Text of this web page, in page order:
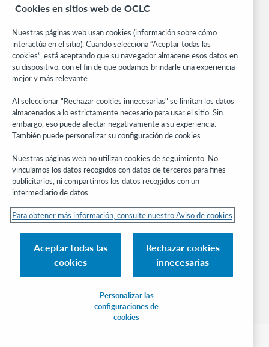
Centro comunitario
Investigación
WebJunction
Red de desarrolladores
Manténgase al día
Obtenga las últimas novedades de los productos, estudios de
investigación, eventos y mucho más – directo a su bandeja de
entrada.
Suscríbase ahora
© 2026 OCLC
Marcas comerciales y/o marcas de servicios nacionales e internacionales de
OCLC, Inc. y de sus miembros.
Aviso de cookies Administrar mis cookies Política de privacidad
Certificado ISO 27001
Cookies en sitios web de OCLC
Nuestras páginas web usan cookies (información sobre cómo
interactúa en el sitio). Cuando selecciona “Aceptar todas las
cookies”, está aceptando que su navegador almacene esos datos en
su dispositivo, con el fin de que podamos brindarle una experiencia
mejor y más relevante.
Al seleccionar "Rechazar cookies innecesarias" se limitan los datos
almacenados a lo estrictamente necesario para usar el sitio. Sin
embargo, eso puede afectar negativamente a su experiencia.
También puede personalizar su configuración de cookies.
Nuestras páginas web no utilizan cookies de seguimiento. No
vinculamos los datos recogidos con datos de terceros para fines
publicitarios, ni compartimos los datos recogidos con un
intermediario de datos.
Para obtener más información, consulte nuestro Aviso de cookies
Aceptar todas las
cookies
Rechazar cookies
innecesarias
Personalizar las
configuraciones de
cookies